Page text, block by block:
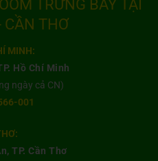
TRƯNG BÀY TẠI
CẦN THƠ
MINH:
Hồ Chí Minh
ngày cả CN)
001
TP. Cần Thơ